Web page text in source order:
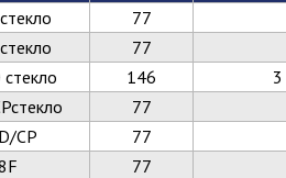
77
77
146
77
СР
77
77